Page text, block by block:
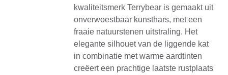
kwaliteitsmerk Terrybear is gemaakt uit
onverwoestbaar kunsthars, met een
fraaie natuurstenen uitstraling. Het
elegante silhouet van de liggende kat
in combinatie met warme aardtinten
creëert een prachtige laatste rustplaats